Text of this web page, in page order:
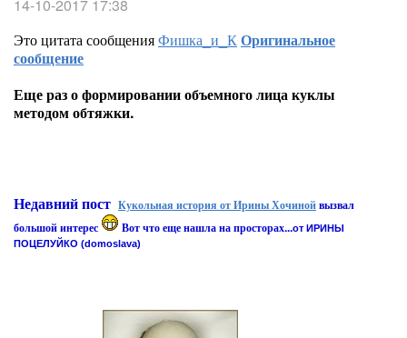
14-10-2017 17:38
Это цитата сообщенияФишка_и_КОригинальное
сообщение
Еще раз о формировании объемного лица куклы
методом обтяжки.
Недавний пост Кукольная история от Ирины Хочинойвызвал
большой интерес
Вот что еще нашла на просторах...от ИРИНЫ
ПОЦЕЛУЙКО (domoslava)